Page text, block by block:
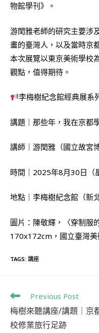
物館學刊》。
游閏雅老師的研究主要涉
畫的臺灣人，以及當時京
本次展覽以東京美術學校
觀點，值得期待。
李梅樹紀念館經典展系
講題｜那些年，我在京都
講師｜游閏雅（國立故宮
時間｜2025年8月30日（
地點｜李梅樹紀念館（新
圖片：陳敬輝，〈穿制服
170x172cm，國立臺灣
TAGS: 講座
Previous Post
梅樹來聽講座/講題｜京
校修業旅行足跡